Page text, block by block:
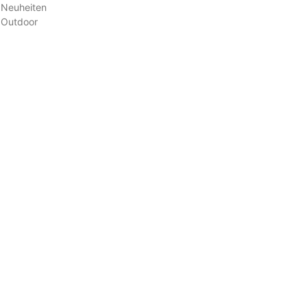
Neuheiten
Outdoor